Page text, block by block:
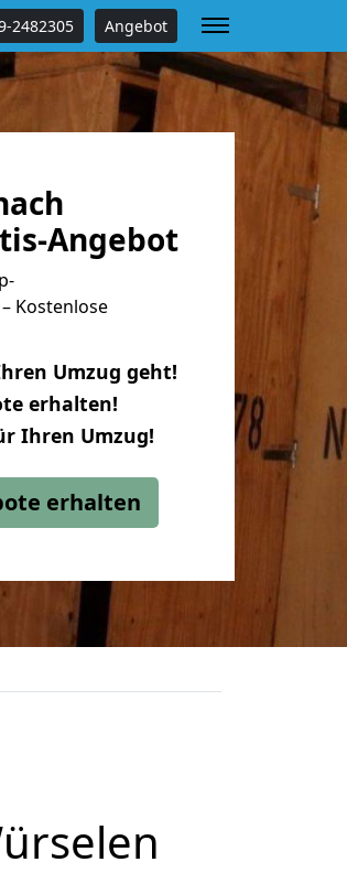
2482305 Angebot
Angebot
Kostenlose
Umzug geht!
erhalten!
Ihren Umzug!
erhalten